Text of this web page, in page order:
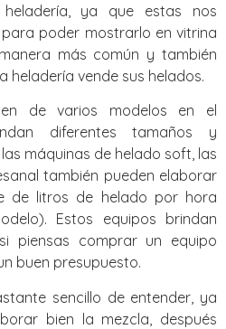
ya que estas nos
poder mostrarlo en vitrina
más común y también
heladería vende sus helados.
de varios modelos en el
diferentes tamaños y
máquinas de helado soft, las
también pueden elaborar
de litros de helado por hora
Estos equipos brindan
piensas comprar un equipo
buen presupuesto.
sencillo de entender, ya
bien la mezcla, después